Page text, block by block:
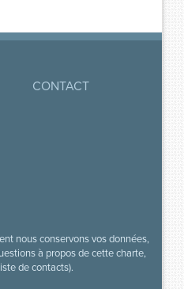
CONTACT
nous conservons vos données,
à propos de cette charte,
de contacts).